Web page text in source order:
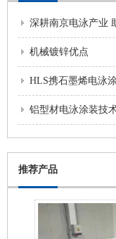
机械镀锌优点
HLS携石墨烯电泳
铝型材电泳涂装技
推荐产品